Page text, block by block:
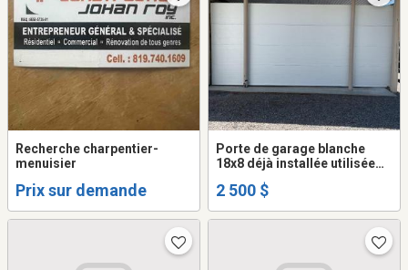
Recherche charpentier-
menuisier
Prix sur demande
Porte de garage blanche
18x8 déjà installée utilisée
quincaillerie comprise
2 500 $